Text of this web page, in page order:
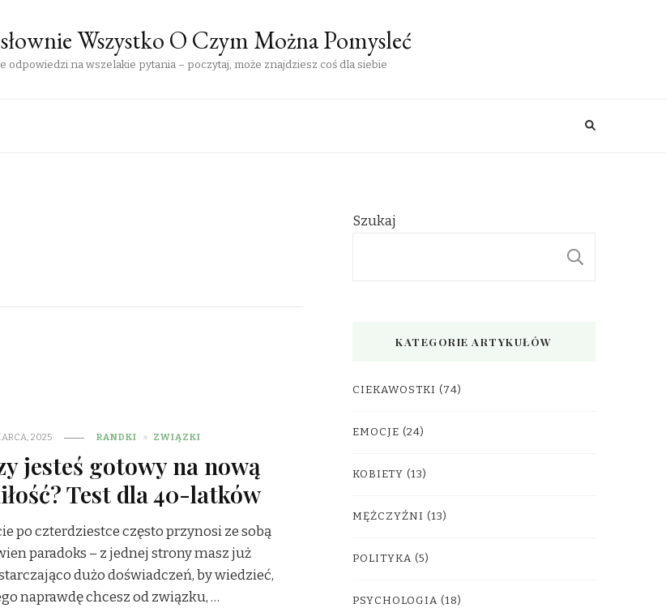
Wszystko O Czym Można Pomysleć
odpowiedzi na wszelakie pytania – poczytaj, może znajdziesz coś dla siebie
2025 RANDKI ZWIĄZKI
jesteś gotowy na nową
Test dla 40-latków
po czterdziestce często przynosi ze sobą
paradoks – z jednej strony masz już
dużo doświadczeń, by wiedzieć,
naprawdę chcesz od związku, …
Szukaj
KATEGORIE ARTYKUŁÓW
CIEKAWOSTKI (74)
EMOCJE (24)
KOBIETY (13)
MĘŻCZYŹNI (13)
POLITYKA (5)
PSYCHOLOGIA (18)